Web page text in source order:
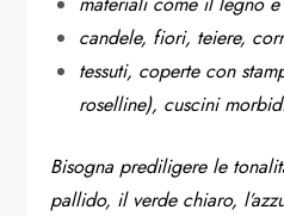
candele, fiori, teiere,
tessuti, coperte con
roselline), cuscini
Bisogna prediligere le
pallido, il verde chiaro,